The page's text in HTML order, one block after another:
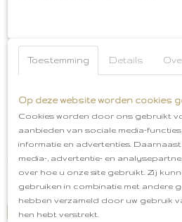
Ketting Goud [ Wit ] Deze prachtige
€ 17,95
Op voorraad
IN WINKELWAGEN
Toestemming Details
Op deze website worden cookies
Cookies worden door ons gebruikt
aanbieden van sociale media-
informatie en advertenties.
media-, advertentie- en
over hoe u onze site gebruikt. Zij
gebruiken in combinatie met andere
hebben verzameld door uw gebruik
hen hebt verstrekt.